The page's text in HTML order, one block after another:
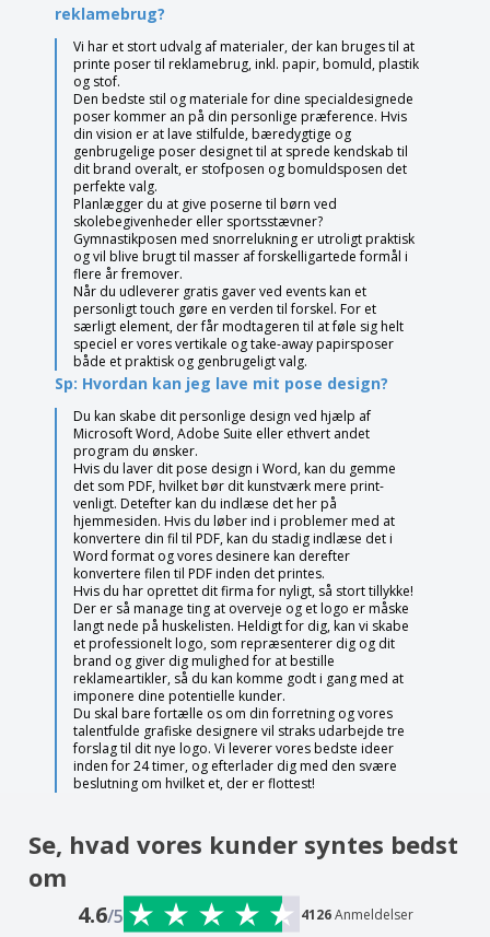
reklamebrug?
Vi har et stort udvalg af materialer, der kan bruges til at
printe poser til reklamebrug, inkl. papir, bomuld, plastik
og stof.
Den bedste stil og materiale for dine specialdesignede
poser kommer an på din personlige præference. Hvis
din vision er at lave stilfulde, bæredygtige og
genbrugelige poser designet til at sprede kendskab til
dit brand overalt, er stofposen og bomuldsposen det
perfekte valg.
Planlægger du at give poserne til børn ved
skolebegivenheder eller sportsstævner?
Gymnastikposen med snorrelukning er utroligt praktisk
og vil blive brugt til masser af forskelligartede formål i
flere år fremover.
Når du udleverer gratis gaver ved events kan et
personligt touch gøre en verden til forskel. For et
særligt element, der får modtageren til at føle sig helt
speciel er vores vertikale og take-away papirsposer
både et praktisk og genbrugeligt valg.
Sp: Hvordan kan jeg lave mit pose design?
Du kan skabe dit personlige design ved hjælp af
Microsoft Word, Adobe Suite eller ethvert andet
program du ønsker.
Hvis du laver dit pose design i Word, kan du gemme
det som PDF, hvilket bør dit kunstværk mere print-
venligt. Detefter kan du indlæse det her på
hjemmesiden. Hvis du løber ind i problemer med at
konvertere din fil til PDF, kan du stadig indlæse det i
Word format og vores desinere kan derefter
konvertere filen til PDF inden det printes.
Hvis du har oprettet dit firma for nyligt, så stort tillykke!
Der er så manage ting at overveje og et logo er måske
langt nede på huskelisten. Heldigt for dig, kan vi skabe
et professionelt logo, som repræsenterer dig og dit
brand og giver dig mulighed for at bestille
reklameartikler, så du kan komme godt i gang med at
imponere dine potentielle kunder.
Du skal bare fortælle os om din forretning og vores
talentfulde grafiske designere vil straks udarbejde tre
forslag til dit nye logo. Vi leverer vores bedste ideer
inden for 24 timer, og efterlader dig med den svære
beslutning om hvilket et, der er flottest!
Se, hvad vores kunder syntes bedst
om
4.6/5 4126 Anmeldelser